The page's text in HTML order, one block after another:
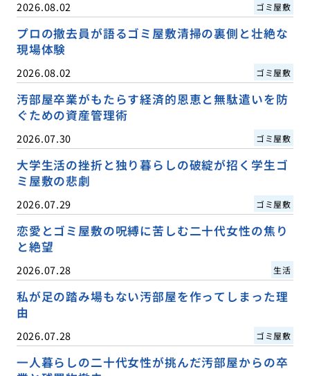
2026.08.02 ゴミ屋敷
プロの撤去員が語るゴミ屋敷清掃の裏側と壮絶な
現場体験
2026.08.02 ゴミ屋敷
汚部屋卒業がもたらす経済的恩恵と無駄遣いを防
ぐための資産管理術
2026.07.30 ゴミ屋敷
大学生活の挫折と独り暮らしの破綻が招く学生ゴ
ミ屋敷の悲劇
2026.07.29 ゴミ屋敷
恋愛とゴミ屋敷の呪縛に苦しむ二十代女性の焦り
と絶望
2026.07.28 生活
私が足の踏み場もない汚部屋を作ってしまった理
由
2026.07.28 ゴミ屋敷
一人暮らしの二十代女性が挑んだ汚部屋からの卒